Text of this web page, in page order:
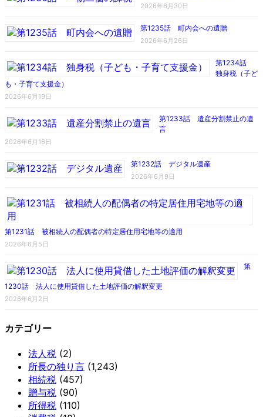
2026年6月30日
第1235話 町内会への遺贈
2026年6月26日
第1234話
独身税（子ど
も・子育て支援金）
2026年6月19日
第1233話 遺産分割禁止の遺
言
2026年6月16日
第1232話 デジタル遺産
2026年6月9日
第1231話 被相続人の配偶者の特定居住用宅地等の適用
2026年6月5日
第
1230話 法人に使用貸借した土地評価の解釈変更
2026年6月2日
カテゴリー
法人税 (2)
所長の独り言 (1,243)
相続税 (457)
贈与税 (90)
所得税 (110)